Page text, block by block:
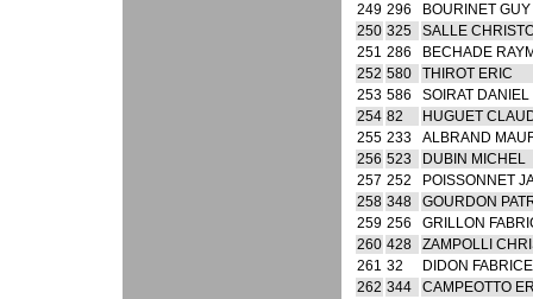
249 296
BOURINET GUY
250 325
SALLE
251 286
BECHADE
252 580
THIROT ERIC
253 586
SOIRAT DANIEL
254 82
HUGUET
255 233
ALBRAND
256 523
DUBIN MICHEL
257 252
POISSONNET
258 348
GOURDON
259 256
GRILLON
260 428
ZAMPOLLI
261 32
DIDON FABRICE
262 344
CAMPEOTTO